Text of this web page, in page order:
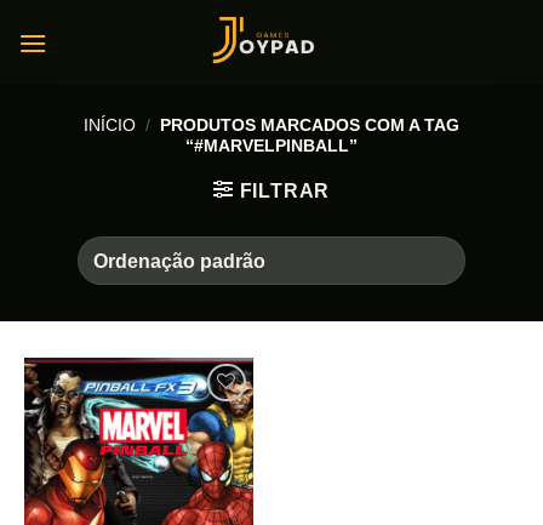
INÍCIO / PRODUTOS MARCADOS COM A TAG
“#MARVELPINBALL”
FILTRAR